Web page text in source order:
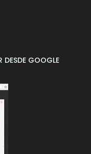
GOOGLE